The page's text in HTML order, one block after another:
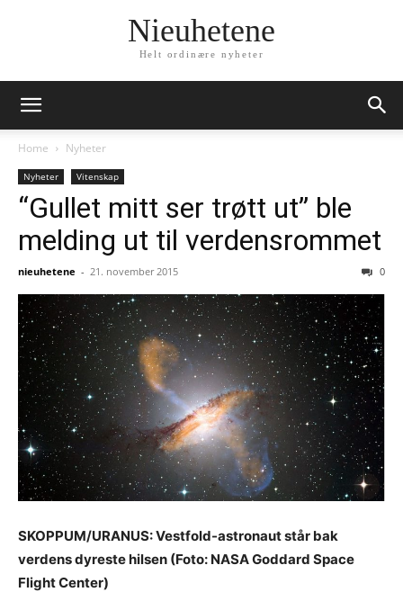
Nieuhetene
Helt ordinære nyheter
Home Nyheter
Nyheter Vitenskap
“Gullet mitt ser trøtt ut” ble
melding ut til verdensrommet
nieuhetene - 21. november 2015 0
SKOPPUM/URANUS: Vestfold-astronaut står bak
verdens dyreste hilsen (Foto: NASA Goddard Space
Flight Center)